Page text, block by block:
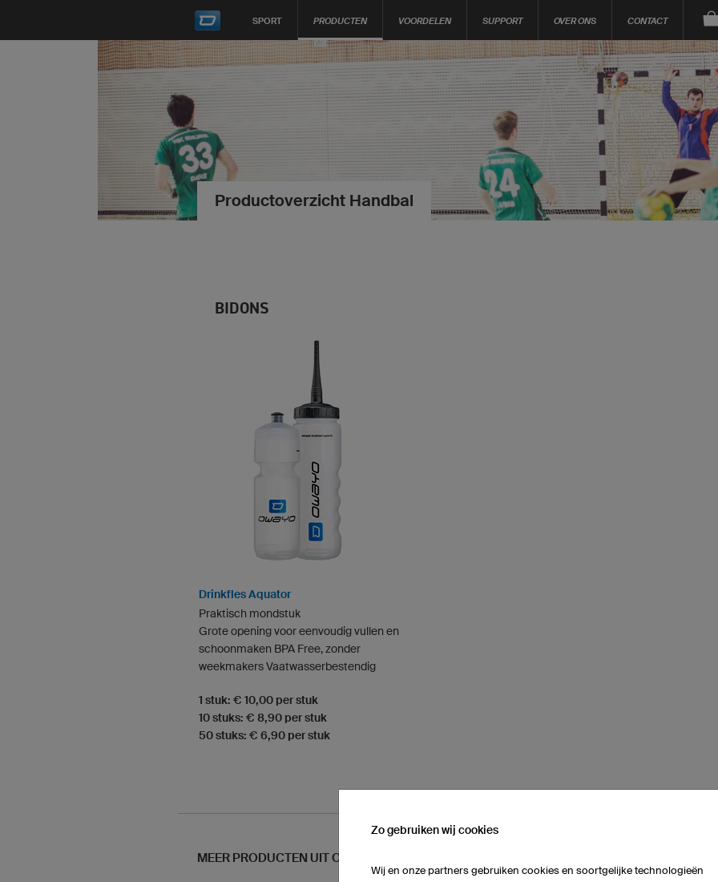
SPORT PRODUCTEN VOORDELEN SUPPORT OVER ONS CONTACT
Productoverzicht Handbal
BIDONS
Drinkfles Aquator
Praktisch mondstuk
Grote opening voor eenvoudig vullen en
schoonmaken BPA Free, zonder
weekmakers Vaatwasserbestendig
1 stuk: € 10,00 per stuk
10 stuks: € 8,90 per stuk
50 stuks: € 6,90 per stuk
MEER PRODUCTEN UIT ONS ASSORTIMENT
Zo gebruiken wij cookies
Wij en onze partners gebruiken cookies en soortgelijke technologieën